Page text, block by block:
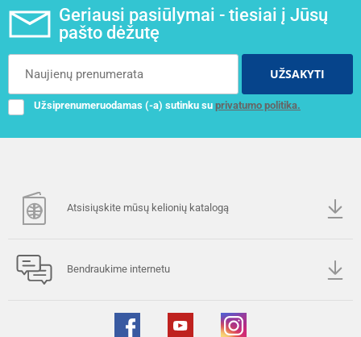
Geriausi pasiūlymai - tiesiai į Jūsų
pašto dėžutę
UŽSAKYTI
Užsiprenumeruodamas (-a) sutinku su privatumo politika.
Atsisiųskite mūsų kelionių katalogą
Bendraukime internetu